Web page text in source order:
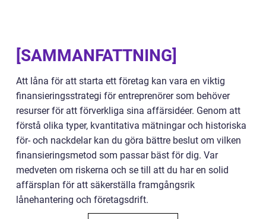
[SAMMANFATTNING]
Att låna för att starta ett företag kan vara en viktig
finansieringsstrategi för entreprenörer som behöver
resurser för att förverkliga sina affärsidéer. Genom att
förstå olika typer, kvantitativa mätningar och historiska
för- och nackdelar kan du göra bättre beslut om vilken
finansieringsmetod som passar bäst för dig. Var
medveten om riskerna och se till att du har en solid
affärsplan för att säkerställa framgångsrik
lånehantering och företagsdrift.